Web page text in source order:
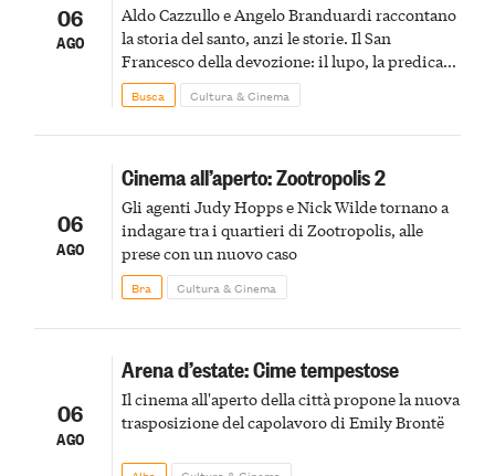
06
AGO
Aldo Cazzullo e Angelo Branduardi raccontano
la storia del santo, anzi le storie. Il San
Francesco della devozione: il lupo, la predica
agli uccelli, le stimmate
Busca Cultura & Cinema
06
AGO
Cinema all’aperto: Zootropolis 2
Gli agenti Judy Hopps e Nick Wilde tornano a
indagare tra i quartieri di Zootropolis, alle
prese con un nuovo caso
Bra Cultura & Cinema
06
AGO
Arena d’estate: Cime tempestose
Il cinema all'aperto della città propone la nuova
trasposizione del capolavoro di Emily Brontë